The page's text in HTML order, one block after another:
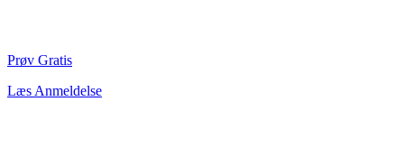
Prøv Gratis
Læs Anmeldelse